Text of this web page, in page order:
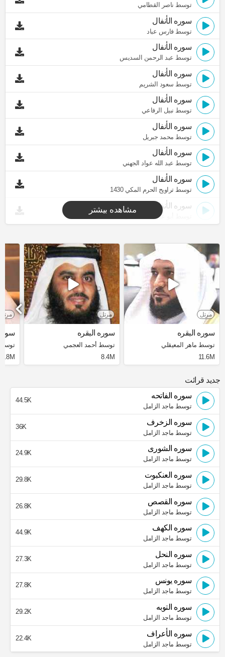
توسط ناصر القطامي
سوره الأنفال
توسط فارس عباد
سوره الأنفال
توسط عبد الرحمن السديس
سوره الأنفال
توسط سعود الشريم
سوره الأنفال
توسط نبيل الرفاعي
سوره الأنفال
توسط محمد جبريل
سوره الأنفال
توسط عبد الله عواد الجهني
سوره الأنفال
توسط تراويح الحرم المكي 1430
سوره الأنفال
توسط أبو عبد الله المظفر
مشاهده بیشتر
مرتل
سوره البقره
توسط ماهر المعيقلي
11.6M
مرتل
سوره البقره
توسط أحمد العجمي
8.4M
مرتل
3.8M
جدید قرائت
سوره الفاتحه
توسط ماجد الزامل
44.5K
سوره الزخرف
توسط ماجد الزامل
36K
سوره الشورى
توسط ماجد الزامل
24.9K
سوره العنكبوت
توسط ماجد الزامل
29.8K
سوره القصص
توسط ماجد الزامل
26.8K
سوره الكهف
توسط ماجد الزامل
44.9K
سوره النحل
توسط ماجد الزامل
27.3K
سوره يونس
توسط ماجد الزامل
27.8K
سوره التوبه
توسط ماجد الزامل
29.2K
سوره الأعراف
توسط ماجد الزامل
22.4K